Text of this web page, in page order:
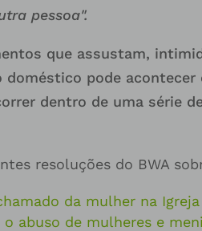
pessoa".
que assustam,
pode
dentro de uma série
resoluções do BWA
da mulher na Igreja
abuso de mulheres e